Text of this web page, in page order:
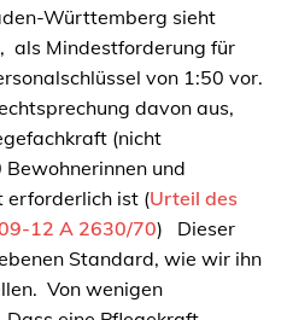
Württemberg sieht
, als Mindestforderung für
von 1:50 vor.
davon aus,
(nicht
und
erforderlich ist (Urteil des
12 A 2630/70) Dieser
Standard, wie wir ihn
Von wenigen